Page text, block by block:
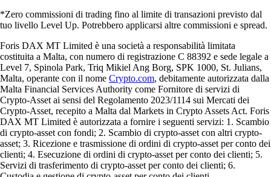
*Zero commissioni di trading fino al limite di transazioni previsto dal
tuo livello Level Up. Potrebbero applicarsi altre commissioni e spread.
Foris DAX MT Limited è una società a responsabilità limitata
costituita a Malta, con numero di registrazione C 88392 e sede legale a
Level 7, Spinola Park, Triq Mikiel Ang Borg, SPK 1000, St. Julians,
Malta, operante con il nome Crypto.com, debitamente autorizzata dalla
Malta Financial Services Authority come Fornitore di servizi di
Crypto-Asset ai sensi del Regolamento 2023/1114 sui Mercati dei
Crypto-Asset, recepito a Malta dal Markets in Crypto Assets Act. Foris
DAX MT Limited è autorizzata a fornire i seguenti servizi: 1. Scambio
di crypto-asset con fondi; 2. Scambio di crypto-asset con altri crypto-
asset; 3. Ricezione e trasmissione di ordini di crypto-asset per conto dei
clienti; 4. Esecuzione di ordini di crypto-asset per conto dei clienti; 5.
Servizi di trasferimento di crypto-asset per conto dei clienti; 6.